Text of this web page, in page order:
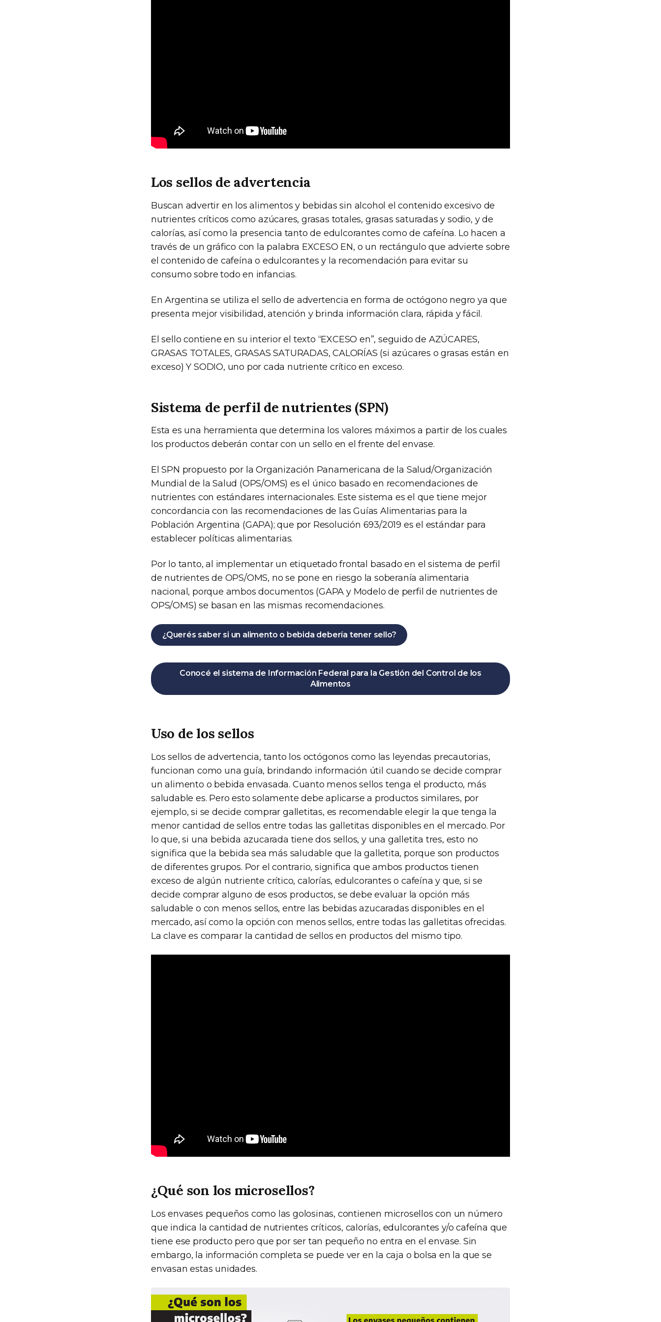
Los sellos de advertencia
Buscan advertir en los alimentos y bebidas sin alcohol el contenido excesivo de
nutrientes críticos como azúcares, grasas totales, grasas saturadas y sodio, y de
calorías, así como la presencia tanto de edulcorantes como de cafeína. Lo hacen a
través de un gráfico con la palabra EXCESO EN, o un rectángulo que advierte sobre
el contenido de cafeína o edulcorantes y la recomendación para evitar su
consumo sobre todo en infancias.
En Argentina se utiliza el sello de advertencia en forma de octógono negro ya que
presenta mejor visibilidad, atención y brinda información clara, rápida y fácil.
El sello contiene en su interior el texto “EXCESO en”, seguido de AZÚCARES,
GRASAS TOTALES, GRASAS SATURADAS, CALORÍAS (si azúcares o grasas están en
exceso) Y SODIO, uno por cada nutriente crítico en exceso.
Sistema de perfil de nutrientes (SPN)
Esta es una herramienta que determina los valores máximos a partir de los cuales
los productos deberán contar con un sello en el frente del envase.
El SPN propuesto por la Organización Panamericana de la Salud/Organización
Mundial de la Salud (OPS/OMS) es el único basado en recomendaciones de
nutrientes con estándares internacionales. Este sistema es el que tiene mejor
concordancia con las recomendaciones de las Guías Alimentarias para la
Población Argentina (GAPA); que por Resolución 693/2019 es el estándar para
establecer políticas alimentarias.
Por lo tanto, al implementar un etiquetado frontal basado en el sistema de perfil
de nutrientes de OPS/OMS, no se pone en riesgo la soberanía alimentaria
nacional, porque ambos documentos (GAPA y Modelo de perfil de nutrientes de
OPS/OMS) se basan en las mismas recomendaciones.
¿Querés saber si un alimento o bebida debería tener sello?
Conocé el sistema de Información Federal para la Gestión del Control de los
Alimentos
Uso de los sellos
Los sellos de advertencia, tanto los octógonos como las leyendas precautorias,
funcionan como una guía, brindando información útil cuando se decide comprar
un alimento o bebida envasada. Cuanto menos sellos tenga el producto, más
saludable es. Pero esto solamente debe aplicarse a productos similares, por
ejemplo, si se decide comprar galletitas, es recomendable elegir la que tenga la
menor cantidad de sellos entre todas las galletitas disponibles en el mercado. Por
lo que, si una bebida azucarada tiene dos sellos, y una galletita tres, esto no
significa que la bebida sea más saludable que la galletita, porque son productos
de diferentes grupos. Por el contrario, significa que ambos productos tienen
exceso de algún nutriente crítico, calorías, edulcorantes o cafeína y que, si se
decide comprar alguno de esos productos, se debe evaluar la opción más
saludable o con menos sellos, entre las bebidas azucaradas disponibles en el
mercado, así como la opción con menos sellos, entre todas las galletitas ofrecidas.
La clave es comparar la cantidad de sellos en productos del mismo tipo.
¿Qué son los microsellos?
Los envases pequeños como las golosinas, contienen microsellos con un número
que indica la cantidad de nutrientes críticos, calorías, edulcorantes y/o cafeína que
tiene ese producto pero que por ser tan pequeño no entra en el envase. Sin
embargo, la información completa se puede ver en la caja o bolsa en la que se
envasan estas unidades.